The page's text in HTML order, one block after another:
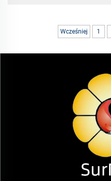
Wcześniej 1